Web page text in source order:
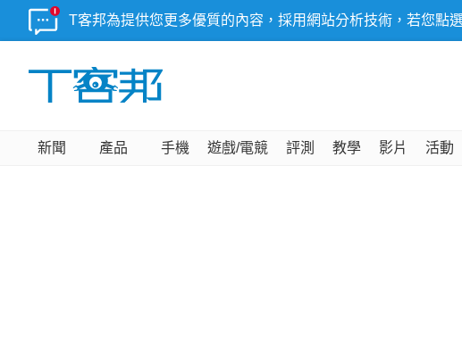
T客邦為提供您更多優質的內容，採用網站分析技術，若您點
新聞 產品 手機 遊戲/電競 評測 教學 影片 活動